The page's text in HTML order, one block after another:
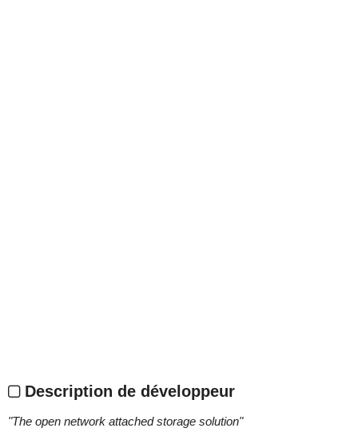
Description de développeur
"The open network attached storage solution"